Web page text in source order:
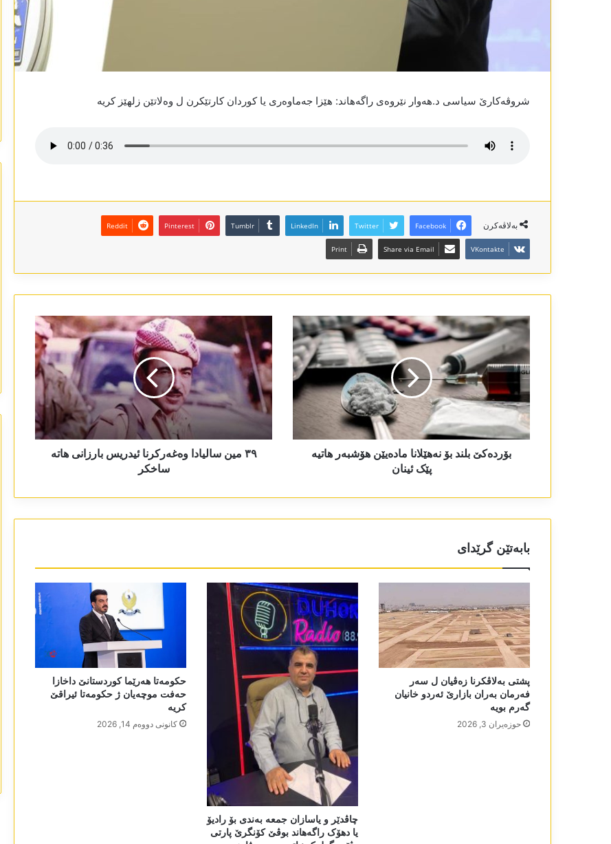
شروڤەکارێ سیاسی د.ھەوار نێروەی راگەھاند: ھێزا جەماوەری یا کوردان کارتێکرن ل وەلاتێن زلھێز کریە
بەلاڤەکرن Facebook
Twitter
LinkedIn
Tumblr
Pinterest
Reddit
VKontakte
Share via Email
Print
بۆردەکێ بلند بۆ نەھێلانا مادەیێن ھۆشبەر ھاتیە
پێک ئینان
٣٩ مین سالیادا وەغەرکرنا ئیدریس بارزانی ھاتە
ساخکر
بابەتێن گرێدای
پشتی بەلاڤکرنا زەڤیان ل سەر
فەرمان بەران بازارێ ئەردو خانیان
گەرم بویە
حوزه‌یران 3, 2026
چاڤدێر و یاسازان جمعە بەندی بۆ رادیۆ
یا دھۆک راگەھاند بوڤێ کۆنگرێ پارتی
حکومەتا ھەرێما کوردستانێ داخازا
حەفت موچەیان ژ حکومەتا ئیراقێ
کریە
كانونی دووه‌م 14, 2026